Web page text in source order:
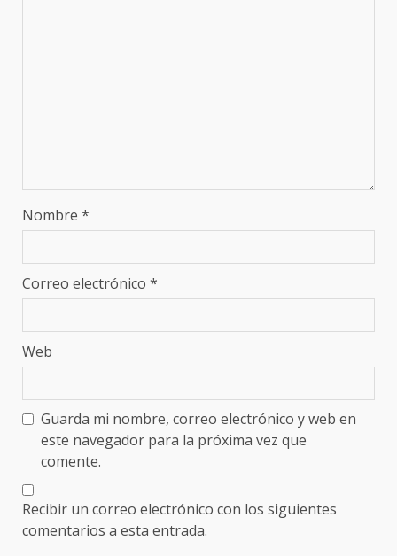
Nombre *
Correo electrónico *
Web
Guarda mi nombre, correo electrónico y web en
este navegador para la próxima vez que
comente.
Recibir un correo electrónico con los siguientes
comentarios a esta entrada.